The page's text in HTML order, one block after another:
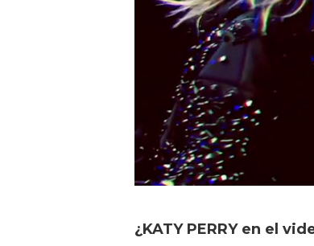
¿KATY PERRY en el